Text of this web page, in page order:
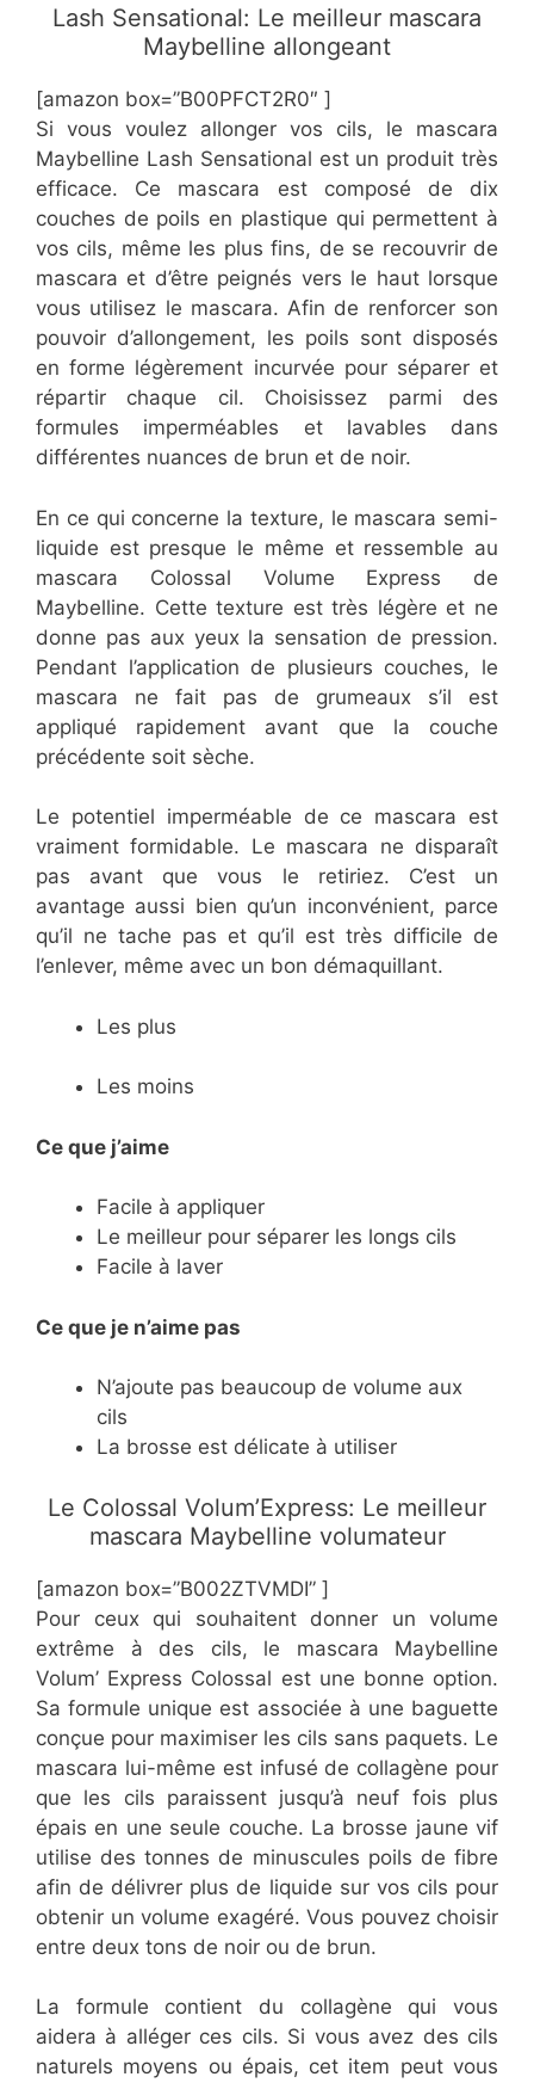
Lash Sensational: Le meilleur mascara
Maybelline allongeant
[amazon box=”B00PFCT2R0″ ]
Si vous voulez allonger vos cils, le mascara
Maybelline Lash Sensational est un produit très
efficace. Ce mascara est composé de dix
couches de poils en plastique qui permettent à
vos cils, même les plus fins, de se recouvrir de
mascara et d’être peignés vers le haut lorsque
vous utilisez le mascara. Afin de renforcer son
pouvoir d’allongement, les poils sont disposés
en forme légèrement incurvée pour séparer et
répartir chaque cil. Choisissez parmi des
formules imperméables et lavables dans
différentes nuances de brun et de noir.
En ce qui concerne la texture, le mascara semi-
liquide est presque le même et ressemble au
mascara Colossal Volume Express de
Maybelline. Cette texture est très légère et ne
donne pas aux yeux la sensation de pression.
Pendant l’application de plusieurs couches, le
mascara ne fait pas de grumeaux s’il est
appliqué rapidement avant que la couche
précédente soit sèche.
Le potentiel imperméable de ce mascara est
vraiment formidable. Le mascara ne disparaît
pas avant que vous le retiriez. C’est un
avantage aussi bien qu’un inconvénient, parce
qu’il ne tache pas et qu’il est très difficile de
l’enlever, même avec un bon démaquillant.
Les plus
Les moins
Ce que j’aime
Facile à appliquer
Le meilleur pour séparer les longs cils
Facile à laver
Ce que je n’aime pas
N’ajoute pas beaucoup de volume aux
cils
La brosse est délicate à utiliser
Le Colossal Volum’Express: Le meilleur
mascara Maybelline volumateur
[amazon box=”B002ZTVMDI” ]
Pour ceux qui souhaitent donner un volume
extrême à des cils, le mascara Maybelline
Volum’ Express Colossal est une bonne option.
Sa formule unique est associée à une baguette
conçue pour maximiser les cils sans paquets. Le
mascara lui-même est infusé de collagène pour
que les cils paraissent jusqu’à neuf fois plus
épais en une seule couche. La brosse jaune vif
utilise des tonnes de minuscules poils de fibre
afin de délivrer plus de liquide sur vos cils pour
obtenir un volume exagéré. Vous pouvez choisir
entre deux tons de noir ou de brun.
La formule contient du collagène qui vous
aidera à alléger ces cils. Si vous avez des cils
naturels moyens ou épais, cet item peut vous